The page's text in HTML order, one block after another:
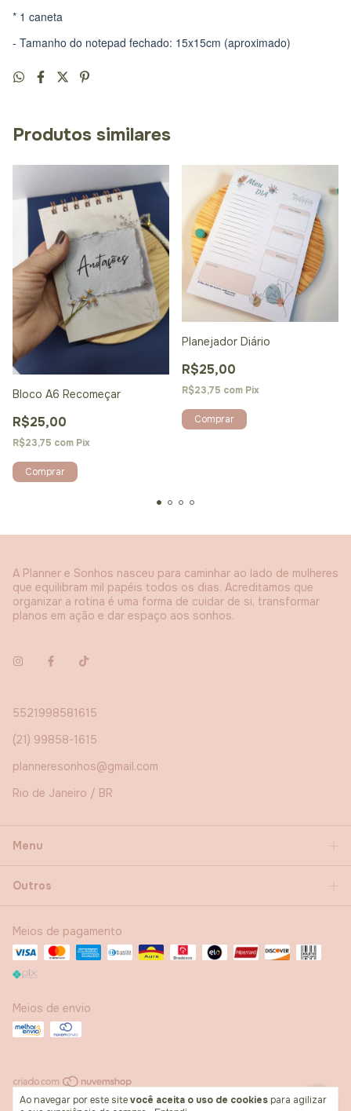
Ao navegar por este sitevocê aceita o uso de cookies para agilizar
* 1 caneta
- Tamanho do notepad fechado: 15x15cm (aproximado)
Produtos similares
Bloco A6 Recomeçar
R$25,00
R$23,75 com Pix
Comprar
Planejador Diário
R$25,00
R$23,75 com Pix
A Planner e Sonhos nasceu para caminhar ao lado de mulheres
que equilibram mil papéis todos os dias. Acreditamos que
organizar a rotina é uma forma de cuidar de si, transformar
planos em ação e dar espaço aos sonhos.
5521998581615
(21) 99858-1615
planneresonhos@gmail.com
Rio de Janeiro / BR
Menu
Outros
Meios de pagamento
Meios de envio
Copyright Planner e Sonhos - 2026. Todos os direitos reservados.